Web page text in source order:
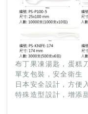
布丁果凍湯匙，蛋糕
單支包裝，安全衛生
日本安全設計，方便
特殊造型設計，增添